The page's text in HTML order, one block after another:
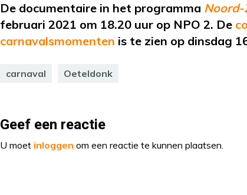
De documentaire in het programma
februari 2021 om 18.20 uur op NPO 2. De
carnavalsmomenten is te zien op dinsdag
carnaval Oeteldonk
Geef een reactie
U moet inloggen om een reactie te kunnen plaatsen.